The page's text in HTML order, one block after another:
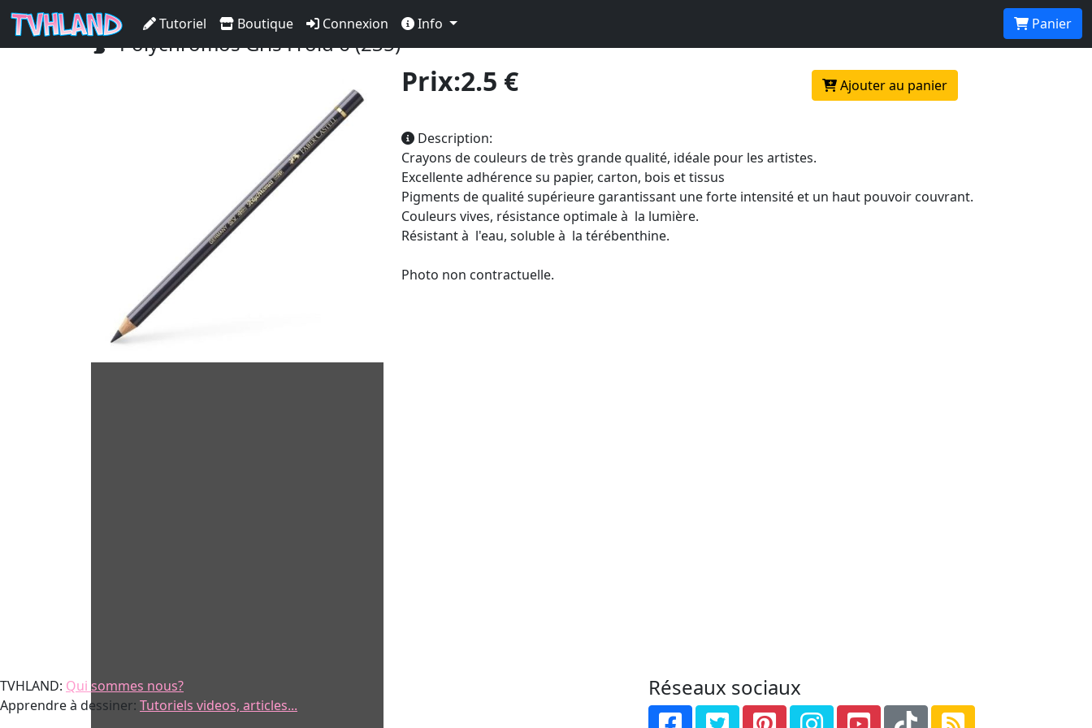
Tutoriel Boutique Connexion Info Panier
Accueil Tvhland
Polychromos Gris Froid 6 (235)
Prix:2.5 € Ajouter au panier
Description:
Crayons de couleurs de très grande qualité, idéale pour les artistes.
Excellente adhérence su papier, carton, bois et tissus
Pigments de qualité supérieure garantissant une forte intensité et un haut pouvoir couvrant.
Couleurs vives, résistance optimale à la lumière.
Résistant à l'eau, soluble à la térébenthine.
Photo non contractuelle.
TVHLAND: Qui sommes nous?
Apprendre à dessiner: Tutoriels videos, articles...
Réseaux sociaux